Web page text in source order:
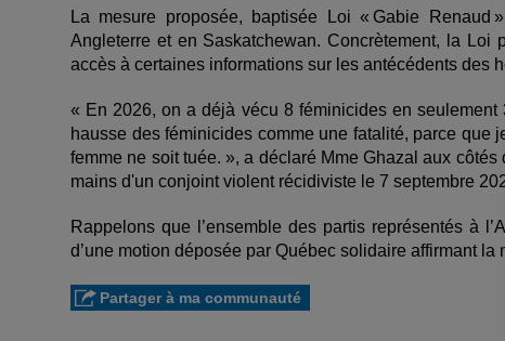
La mesure proposée, baptisée Loi « Gabie
Angleterre et en Saskatchewan. Concrètement, la Loi
accès à certaines informations sur les antécédents des
« En 2026, on a déjà vécu 8 féminicides en
hausse des féminicides comme une fatalité, parce
femme ne soit tuée. », a déclaré Mme Ghazal aux
mains d'un conjoint violent récidiviste le 7 septembre
Rappelons que l’ensemble des partis représentés à
d’une motion déposée par Québec solidaire affirmant la
Partager à ma communauté